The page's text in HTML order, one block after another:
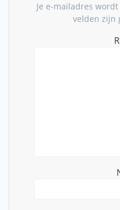
Je e-mailadres
velden zijn